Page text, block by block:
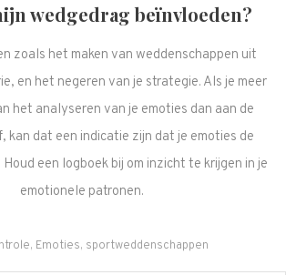
wedgedrag beïnvloeden?
zoals het maken van weddenschappen uit
en het negeren van je strategie. Als je meer
het analyseren van je emoties dan aan de
kan dat een indicatie zijn dat je emoties de
een logboek bij om inzicht te krijgen in je
emotionele patronen.
, Emoties, sportweddenschappen